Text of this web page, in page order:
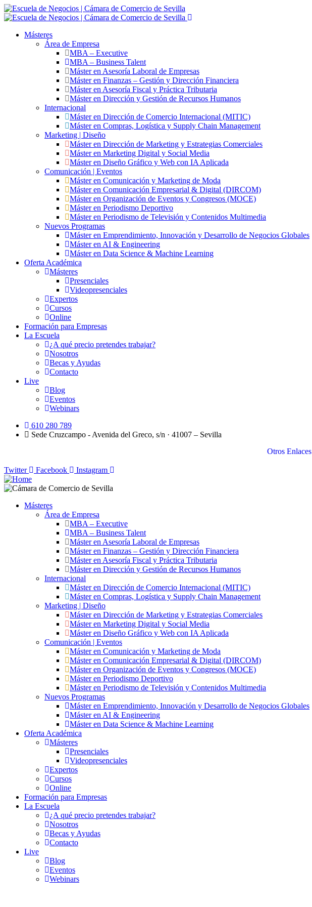
Másteres
Área de Empresa
MBA – Executive
MBA – Business Talent
Máster en Asesoría Laboral de Empresas
Máster en Finanzas – Gestión y Dirección Financiera
Máster en Asesoría Fiscal y Práctica Tributaria
Máster en Dirección y Gestión de Recursos Humanos
Internacional
Máster en Dirección de Comercio Internacional (MITIC)
Máster en Compras, Logística y Supply Chain Management
Marketing | Diseño
Máster en Dirección de Marketing y Estrategias Comerciales
Máster en Marketing Digital y Social Media
Máster en Diseño Gráfico y Web con IA Aplicada
Comunicación | Eventos
Máster en Comunicación y Marketing de Moda
Máster en Comunicación Empresarial & Digital (DIRCOM)
Máster en Organización de Eventos y Congresos (MOCE)
Máster en Periodismo Deportivo
Máster en Periodismo de Televisión y Contenidos Multimedia
Nuevos Programas
Máster en Emprendimiento, Innovación y Desarrollo de Negocios Globales
Máster en AI & Engineering
Máster en Data Science & Machine Learning
Oferta Académica
Másteres
Presenciales
Videopresenciales
Expertos
Cursos
Online
Formación para Empresas
La Escuela
¿A qué precio pretendes trabajar?
Nosotros
Becas y Ayudas
Contacto
Live
Blog
Eventos
Webinars
610 280 789
Sede Cruzcampo - Avenida del Greco, s/n · 41007 – Sevilla
Otros Enlaces
Twitter Facebook Instagram
Másteres
Área de Empresa
MBA – Executive
MBA – Business Talent
Máster en Asesoría Laboral de Empresas
Máster en Finanzas – Gestión y Dirección Financiera
Máster en Asesoría Fiscal y Práctica Tributaria
Máster en Dirección y Gestión de Recursos Humanos
Internacional
Máster en Dirección de Comercio Internacional (MITIC)
Máster en Compras, Logística y Supply Chain Management
Marketing | Diseño
Máster en Dirección de Marketing y Estrategias Comerciales
Máster en Marketing Digital y Social Media
Máster en Diseño Gráfico y Web con IA Aplicada
Comunicación | Eventos
Máster en Comunicación y Marketing de Moda
Máster en Comunicación Empresarial & Digital (DIRCOM)
Máster en Organización de Eventos y Congresos (MOCE)
Máster en Periodismo Deportivo
Máster en Periodismo de Televisión y Contenidos Multimedia
Nuevos Programas
Máster en Emprendimiento, Innovación y Desarrollo de Negocios Globales
Máster en AI & Engineering
Máster en Data Science & Machine Learning
Oferta Académica
Másteres
Presenciales
Videopresenciales
Expertos
Cursos
Online
Formación para Empresas
La Escuela
¿A qué precio pretendes trabajar?
Nosotros
Becas y Ayudas
Contacto
Live
Blog
Eventos
Webinars